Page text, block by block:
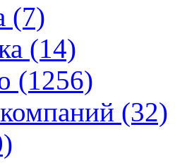
(7)
(14)
(1256)
(32)